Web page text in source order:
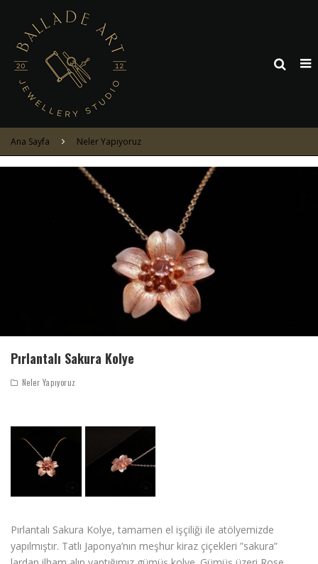
Ana Sayfa Neler Yapıyoruz
Pırlantalı Sakura Kolye
Neler Yapıyoruz
Pırlantalı Sakura Kolye, tamamen el işçiliği ile atölyemizde
yapılmıştır. Tatlı Japonya’nın meşhur kiraz çiçekleri ”sakura”